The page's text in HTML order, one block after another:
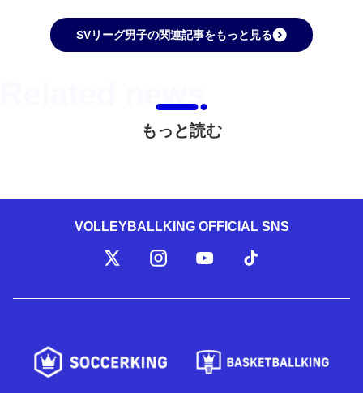
SVリーグ男子の関連記事をもっと見る
もっと読む
VOLLEYBALLKING OFFICIAL SNS